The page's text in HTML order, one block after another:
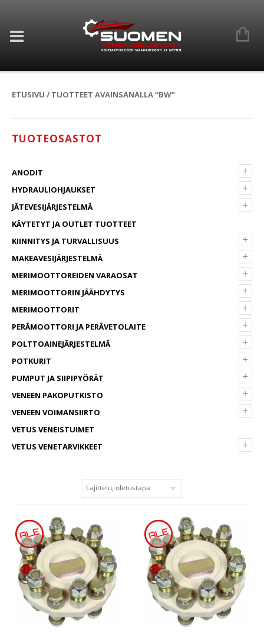
ETUSIVU / TUOTTEET AVAINSANALLA “BW”
TUOTEOSASTOT
+
ANODIT
+
HYDRAULIOHJAUKSET
+
JÄTEVESIJÄRJESTELMÄ
KÄYTETYT JA OUTLET TUOTTEET
+
KIINNITYS JA TURVALLISUUS
+
MAKEAVESIJÄRJESTELMÄ
+
MERIMOOTTOREIDEN VARAOSAT
+
MERIMOOTTORIN JÄÄHDYTYS
+
MERIMOOTTORIT
+
PERÄMOOTTORI JA PERÄVETOLAITE
+
POLTTOAINEJÄRJESTELMÄ
+
POTKURIT
+
PUMPUT JA SIIPIPYÖRÄT
+
VENEEN PAKOPUTKISTO
+
VENEEN VOIMANSIIRTO
VETUS VENEISTUIMET
+
VETUS VENETARVIKKEET